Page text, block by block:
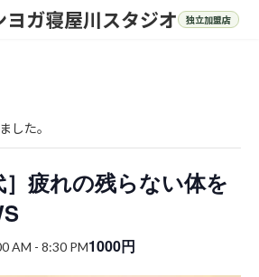
ヨガ寝屋川スタジオ
した。
］疲れの残らない体を
AM - 8:30 PM1000円